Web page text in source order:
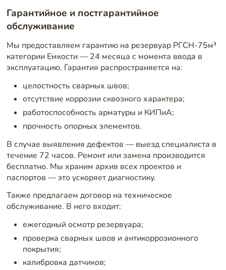
Гарантийное и постгарантийное
обслуживание
Мы предоставляем гарантию на резервуар РГСН-75м³
категории Емкости — 24 месяца с момента ввода в
эксплуатацию. Гарантия распространяется на:
целостность сварных швов;
отсутствие коррозии сквозного характера;
работоспособность арматуры и КИПиА;
прочность опорных элементов.
В случае выявления дефектов — выезд специалиста в
течение 72 часов. Ремонт или замена производится
бесплатно. Мы храним архив всех проектов и
паспортов — это ускоряет диагностику.
Также предлагаем договор на техническое
обслуживание. В него входит:
ежегодный осмотр резервуара;
проверка сварных швов и антикоррозионного
покрытия;
калибровка датчиков;